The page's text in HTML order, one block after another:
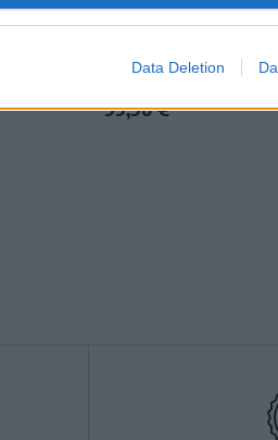
Data Deletion
ĽANOVÝ MINTOVÝ OVERAL
99,90 €